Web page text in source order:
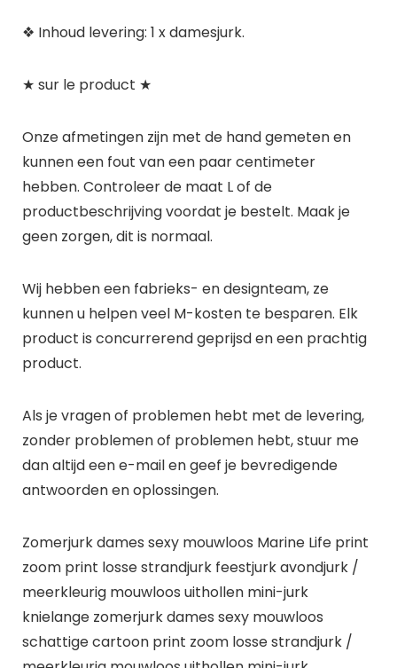
❖ Inhoud levering: 1 x damesjurk.
★ sur le product ★
Onze afmetingen zijn met de hand gemeten en
kunnen een fout van een paar centimeter
hebben. Controleer de maat L of de
productbeschrijving voordat je bestelt. Maak je
geen zorgen, dit is normaal.
Wij hebben een fabrieks- en designteam, ze
kunnen u helpen veel M-kosten te besparen. Elk
product is concurrerend geprijsd en een prachtig
product.
Als je vragen of problemen hebt met de levering,
zonder problemen of problemen hebt, stuur me
dan altijd een e-mail en geef je bevredigende
antwoorden en oplossingen.
Zomerjurk dames sexy mouwloos Marine Life print
zoom print losse strandjurk feestjurk avondjurk /
meerkleurig mouwloos uithollen mini-jurk
knielange zomerjurk dames sexy mouwloos
schattige cartoon print zoom losse strandjurk /